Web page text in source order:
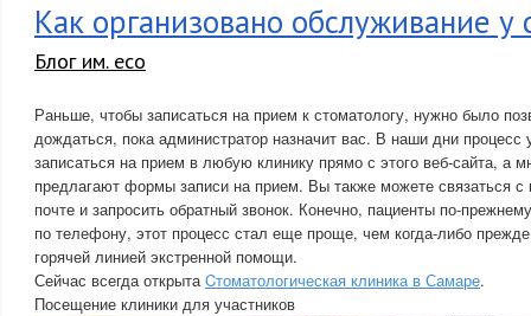
Как организовано обслуживание у
Блог им. eco
Раньше, чтобы записаться на прием к стоматологу, нужно было
дождаться, пока администратор назначит вас. В наши дни
записаться на прием в любую клинику прямо с этого веб-сайта, а
предлагают формы записи на прием. Вы также можете связаться с
почте и запросить обратный звонок. Конечно, пациенты по-
по телефону, этот процесс стал еще проще, чем когда-либо
горячей линией экстренной помощи.
Сейчас всегда открытаCтоматологическая клиника в Самаре.
Посещение клиники для участников